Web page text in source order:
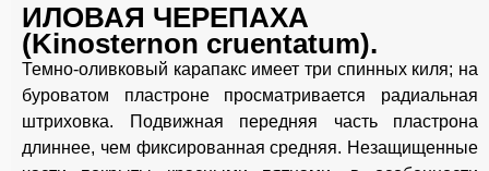
ИЛОВАЯ ЧЕРЕПАХА
(Kinosternon cruentatum).
Темно-оливковый карапакс имеет три спинных киля; на
буроватом пластроне просматривается радиальная
штриховка. Подвижная передняя часть пластрона
длиннее, чем фиксированная средняя. Незащищенные